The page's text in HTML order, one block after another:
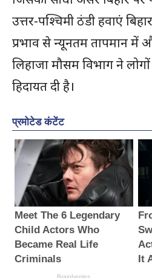
उत्तर-पश्चिमी ठंडी हवाएं
प्रभाव से न्यूनतम तापमान में
लिहाजा मौसम विभाग ने
हिदायत दी है।